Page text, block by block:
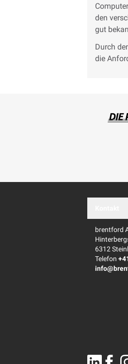
den
gut
Durch
die
brentford
6312
Telefon